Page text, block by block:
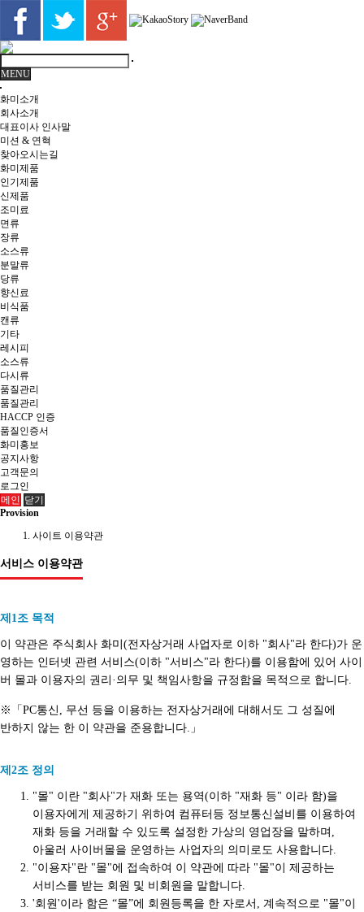
MENU
화미소개
회사소개
대표이사 인사말
미션 & 연혁
찾아오시는길
화미제품
인기제품
신제품
조미료
면류
장류
소스류
분말류
당류
향신료
비식품
캔류
기타
레시피
소스류
다시류
품질관리
품질관리
HACCP 인증
품질인증서
화미홍보
공지사항
고객문의
로그인
메인 닫기
Provision
사이트 이용약관
서비스 이용약관
제1조 목적
이 약관은 주식회사 화미(전자상거래 사업자로 이하 "회사"라 한다)가 운
영하는 인터넷 관련 서비스(이하 "서비스"라 한다)를 이용함에 있어 사이
버 몰과 이용자의 권리·의무 및 책임사항을 규정함을 목적으로 합니다.
※「PC통신, 무선 등을 이용하는 전자상거래에 대해서도 그 성질에
반하지 않는 한 이 약관을 준용합니다.」
제2조 정의
"몰" 이란 "회사"가 재화 또는 용역(이하 "재화 등" 이라 함)을
이용자에게 제공하기 위하여 컴퓨터등 정보통신설비를 이용하여
재화 등을 거래할 수 있도록 설정한 가상의 영업장을 말하며,
아울러 사이버몰을 운영하는 사업자의 의미로도 사용합니다.
"이용자"란 "몰"에 접속하여 이 약관에 따라 "몰"이 제공하는
서비스를 받는 회원 및 비회원을 말합니다.
'회원'이라 함은 “몰”에 회원등록을 한 자로서, 계속적으로 "몰"이